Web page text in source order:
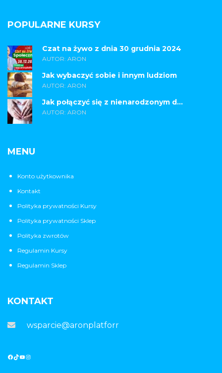
POPULARNE KURSY
Czat na żywo z dnia 30 grudnia 2024
AUTOR: ARON
Jak wybaczyć sobie i innym ludziom
AUTOR: ARON
Jak połączyć się z nienarodzonym d...
AUTOR: ARON
MENU
Konto użytkownika
Kontakt
Polityka prywatności Kursy
Polityka prywatności Sklep
Polityka zwrotów
Regulamin Kursy
Regulamin Sklep
KONTAKT
wsparcie@aronplatforma.pl